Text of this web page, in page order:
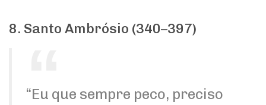
8. Santo Ambrósio (340–397)
“Eu que sempre peco, preciso